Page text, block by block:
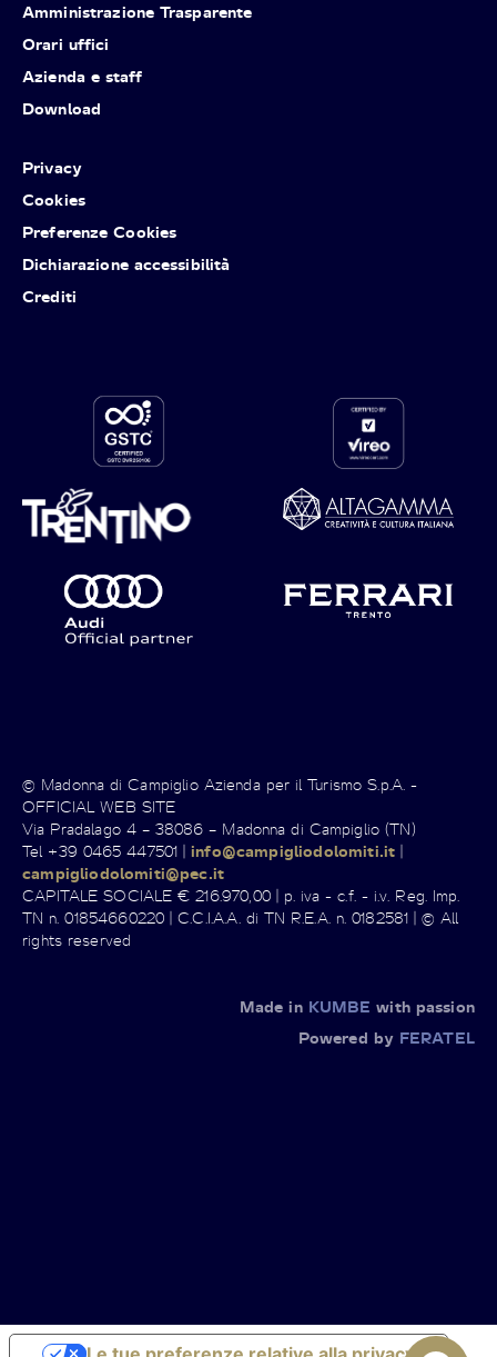
Amministrazione Trasparente
Orari uffici
Azienda e staff
Download
Privacy
Cookies
Preferenze Cookies
Dichiarazione accessibilità
Crediti
© Madonna di Campiglio Azienda per il Turismo S.p.A. -
OFFICIAL WEB SITE
Via Pradalago 4 – 38086 – Madonna di Campiglio (TN)
Tel +39 0465 447501 |info@campigliodolomiti.it |
campigliodolomiti@pec.it
CAPITALE SOCIALE € 216.970,00 | p. iva - c.f. - i.v. Reg. Imp.
TN n. 01854660220 | C.C.I.A.A. di TN R.E.A. n. 0182581 | © All
rights reserved
Made in KUMBE with passion
Powered by FERATEL